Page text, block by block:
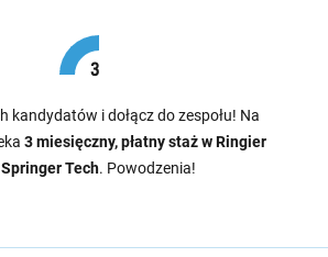
kandydatów i dołącz do zespołu! Na
3 miesięczny, płatny staż w Ringier
Tech. Powodzenia!